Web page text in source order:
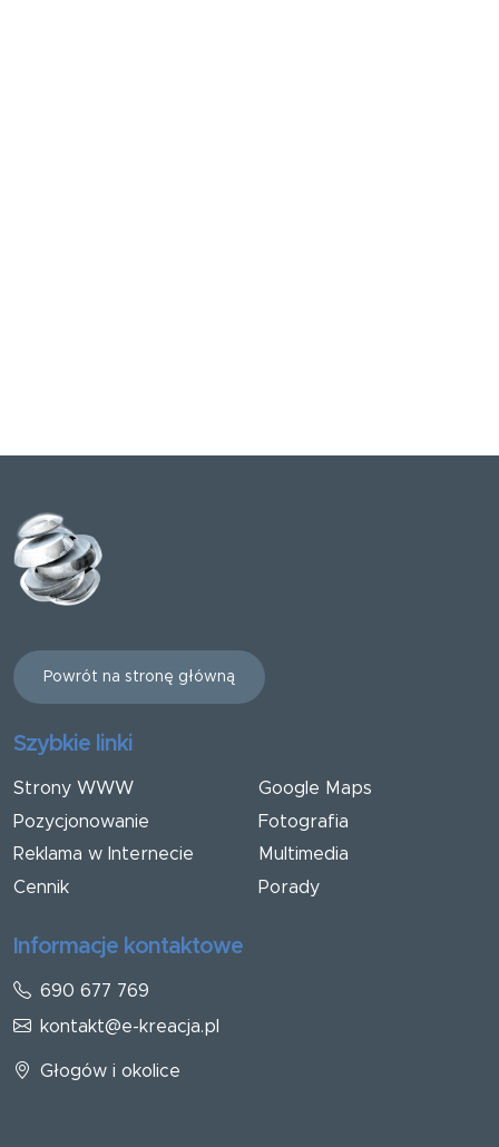
Powrót na stronę główną
Szybkie linki
Strony WWW
Pozycjonowanie
Reklama w Internecie
Cennik
Google Maps
Fotografia
Multimedia
Porady
Informacje kontaktowe
690 677 769
kontakt@e-kreacja.pl
Głogów i okolice